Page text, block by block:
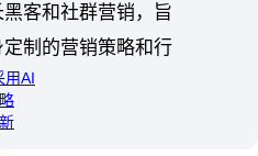
用AI
客和社群营销，旨
制的营销策略和行